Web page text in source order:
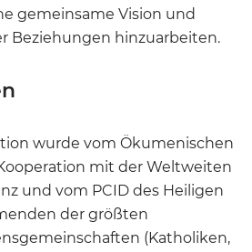
gemeinsame Vision und
Beziehungen hinzuarbeiten.
wurde vom Ökumenischen
mit der Weltweiten
und vom PCID des Heiligen
der größten
(Katholiken,